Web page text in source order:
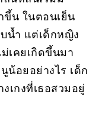
ขึ้น ในตอนเย็น
น้ำ แต่เด็กหญิง
เคยเกิดขึ้นมา
อยอย่างไร เด็ก
เกงที่เธอสวมอยู่